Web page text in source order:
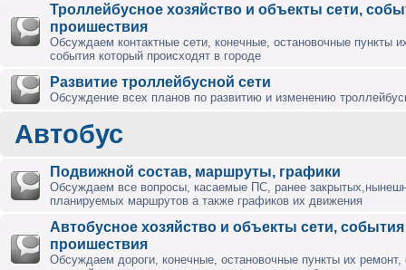
Троллейбусное хозяйство и объекты сети,
проишествия
Обсуждаем контактные сети, конечные, остановочные пункты
события который происходят в городе
Развитие троллейбусной сети
Обсуждение всех планов по развитию и изменению
Автобус
Подвижной состав, маршруты, графики
Обсуждаем все вопросы, касаемые ПС, ранее
планируемых маршрутов а также графиков их движения
Автобусное хозяйство и объекты сети,
проишествия
Обсуждаем дороги, конечные, остановочные пункты их ремонт,